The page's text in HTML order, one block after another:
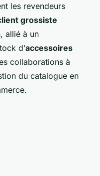
les revendeurs
grossiste
allié à un
d’accessoires
collaborations à
du catalogue en